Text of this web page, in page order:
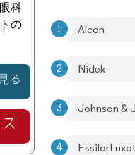
科
の
Alcon
Nidek
Johnson &